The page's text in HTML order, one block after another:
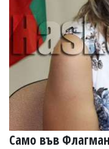
Само във